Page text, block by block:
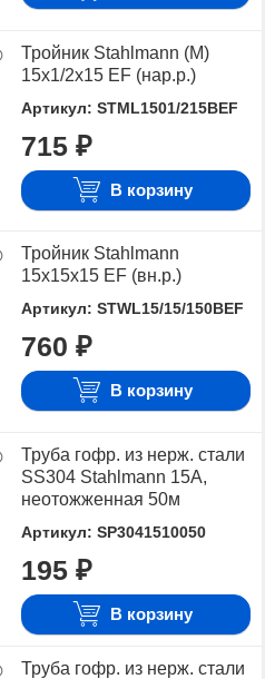
Тройник Stahlmann (M)
15х1/2х15 EF (нар.р.)
Артикул: STML1501/215BEF
715 ₽
В корзину
Тройник Stahlmann
15х15х15 EF (вн.р.)
Артикул: STWL15/15/150BEF
760 ₽
В корзину
Труба гофр. из нерж. стали
SS304 Stahlmann 15A,
неотожженная 50м
Артикул: SP3041510050
195 ₽
В корзину
Труба гофр. из нерж. стали